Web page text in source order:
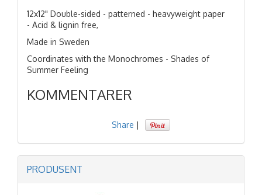
12x12" Double-sided - patterned - heavyweight paper
- Acid & lignin free,
Made in Sweden
Coordinates with the Monochromes - Shades of
Summer Feeling
KOMMENTARER
Share |
PRODUSENT